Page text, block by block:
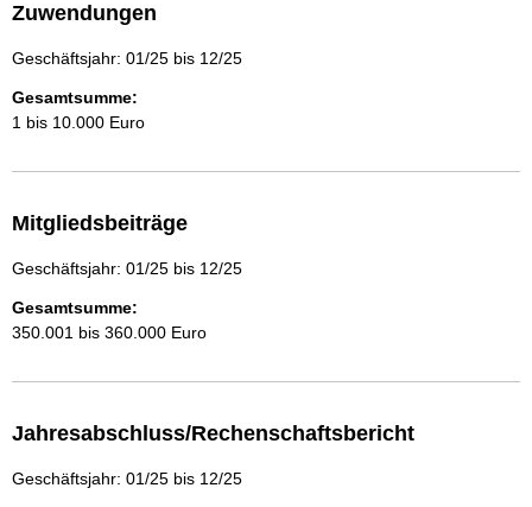
Zuwendungen
Geschäftsjahr: 01/25 bis 12/25
Gesamtsumme:
1 bis 10.000 Euro
Mitgliedsbeiträge
Geschäftsjahr: 01/25 bis 12/25
Gesamtsumme:
350.001 bis 360.000 Euro
Jahresabschluss/Rechenschaftsbericht
Geschäftsjahr: 01/25 bis 12/25